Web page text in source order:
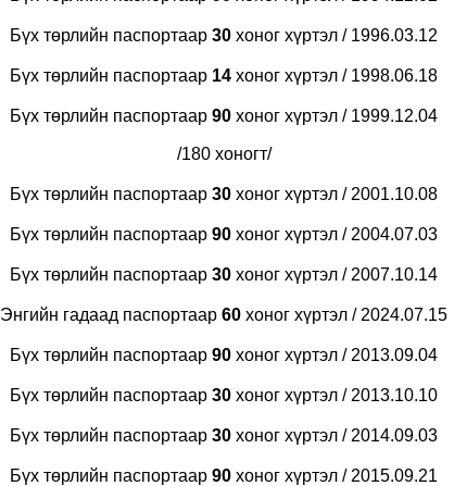
Бүх төрлийн паспортаар 30 хоног хүртэл / 1996.03.12
Бүх төрлийн паспортаар 14 хоног хүртэл / 1998.06.18
Бүх төрлийн паспортаар 90 хоног хүртэл / 1999.12.04
/180 хоногт/
Бүх төрлийн паспортаар 30 хоног хүртэл / 2001.10.08
Бүх төрлийн паспортаар 90 хоног хүртэл / 2004.07.03
Бүх төрлийн паспортаар 30 хоног хүртэл / 2007.10.14
Энгийн гадаад паспортаар 60 хоног хүртэл / 2024.07.15
Бүх төрлийн паспортаар 90 хоног хүртэл / 2013.09.04
Бүх төрлийн паспортаар 30 хоног хүртэл / 2013.10.10
Бүх төрлийн паспортаар 30 хоног хүртэл / 2014.09.03
Бүх төрлийн паспортаар 90 хоног хүртэл / 2015.09.21